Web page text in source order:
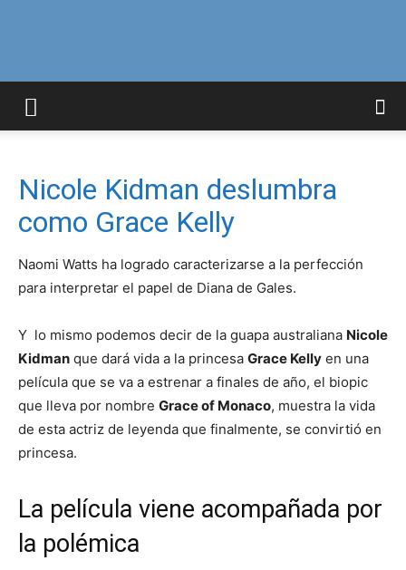
Curiosidades
Nicole Kidman deslumbra
como Grace Kelly
Naomi Watts ha logrado caracterizarse a la perfección
para interpretar el papel de Diana de Gales.
Y lo mismo podemos decir de la guapa australiana Nicole
Kidman que dará vida a la princesa Grace Kelly en una
película que se va a estrenar a finales de año, el biopic
que lleva por nombre Grace of Monaco, muestra la vida
de esta actriz de leyenda que finalmente, se convirtió en
princesa.
La película viene acompañada por
la polémica